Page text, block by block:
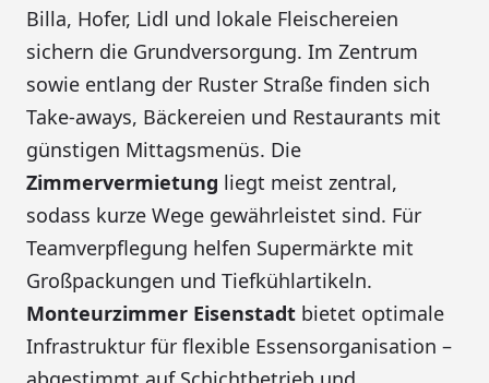
Billa, Hofer, Lidl und lokale Fleischereien
sichern die Grundversorgung. Im Zentrum
sowie entlang der Ruster Straße finden sich
Take-aways, Bäckereien und Restaurants mit
günstigen Mittagsmenüs. Die
Zimmervermietung liegt meist zentral,
sodass kurze Wege gewährleistet sind. Für
Teamverpflegung helfen Supermärkte mit
Großpackungen und Tiefkühlartikeln.
Monteurzimmer Eisenstadt bietet optimale
Infrastruktur für flexible Essensorganisation –